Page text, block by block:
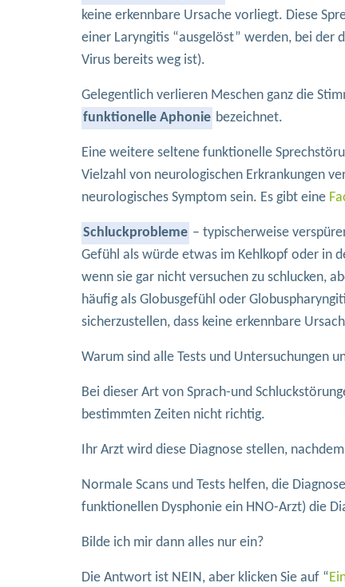
keine erkennbare Ursache vorliegt. Diese
einer Laryngitis “ausgelöst” werden, bei der
Virus bereits weg ist).
Gelegentlich verlieren Meschen ganz die
funktionelle Aphonie bezeichnet.
Eine weitere seltene funktionelle
Vielzahl von neurologischen Erkrankungen
neurologisches Symptom sein. Es gibt eine
Schluckprobleme – typischerweise
Gefühl als würde etwas im Kehlkopf oder in
wenn sie gar nicht versuchen zu schlucken,
häufig als Globusgefühl oder
sicherzustellen, dass keine erkennbare
Warum sind alle Tests und Untersuchungen
Bei dieser Art von Sprach-und
bestimmten Zeiten nicht richtig.
Ihr Arzt wird diese Diagnose stellen,
Normale Scans und Tests helfen, die
funktionellen Dysphonie ein HNO-Arzt) die
Bilde ich mir dann alles nur ein?
Die Antwort ist NEIN, aber klicken Sie auf “